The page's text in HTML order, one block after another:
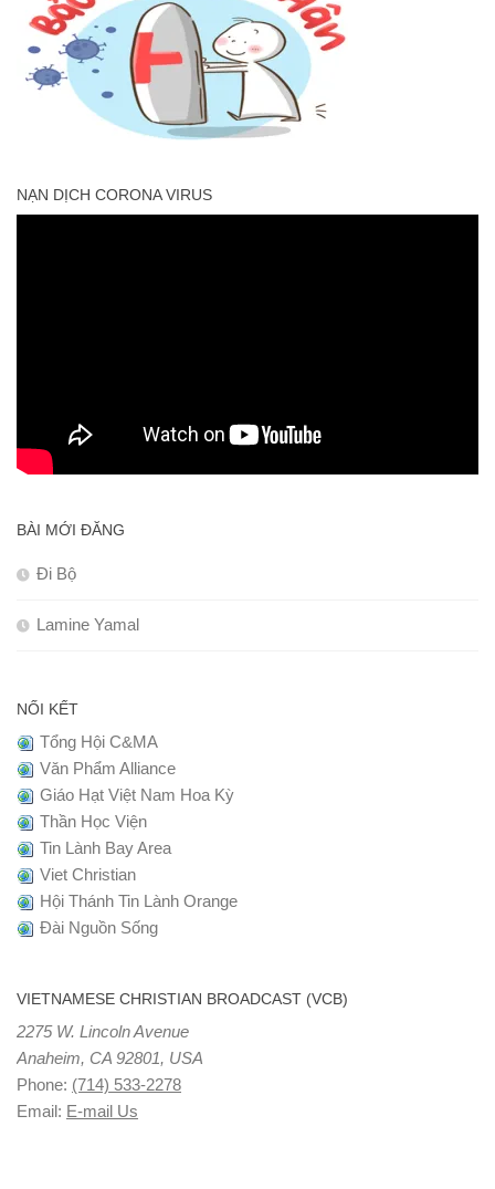
NẠN DỊCH CORONA VIRUS
BÀI MỚI ĐĂNG
Đi Bộ
Lamine Yamal
NỐI KẾT
Tổng Hội C&MA
Văn Phẩm Alliance
Giáo Hạt Việt Nam Hoa Kỳ
Thần Học Viện
Tin Lành Bay Area
Viet Christian
Hội Thánh Tin Lành Orange
Đài Nguồn Sống
VIETNAMESE CHRISTIAN BROADCAST (VCB)
2275 W. Lincoln Avenue
Anaheim, CA 92801, USA
Phone: (714) 533-2278
Email: E-mail Us